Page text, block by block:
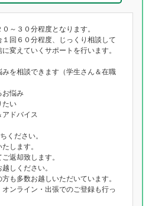
～３０分程度となります。
回６０分程度、じっくり相談して
変えていくサポートを行います。
を相談できます（学生さん＆在職
お悩み
たい
ドバイス
ください。
します。
返却致します。
しください。
も多数お越しいただいています。
ンライン・出張でのご登録も行っ